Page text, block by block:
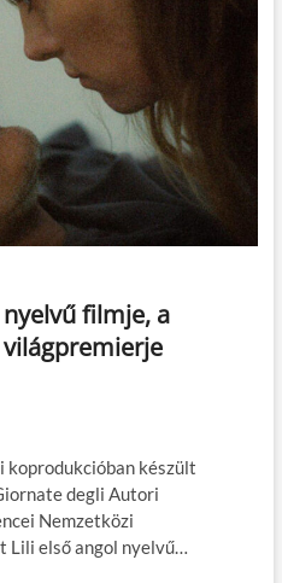
filmje, a
koprodukcióban készült
degli Autori
Nemzetközi
Lili első angol nyelvű…